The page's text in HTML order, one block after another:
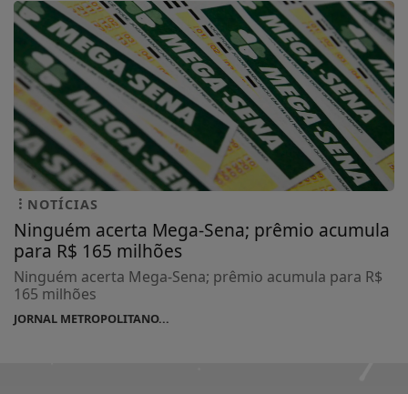
NOTÍCIAS
Ninguém acerta Mega-Sena; prêmio acumula
para R$ 165 milhões
Ninguém acerta Mega-Sena; prêmio acumula para R$
165 milhões
JORNAL METROPOLITANO...